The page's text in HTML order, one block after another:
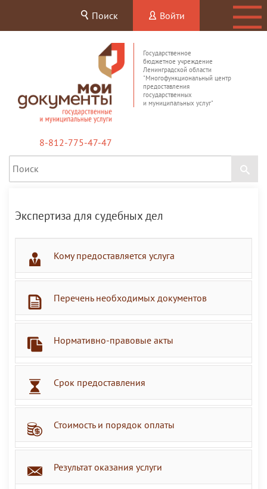
Поиск Войти
Государственное
бюджетное учреждение
Ленинградской области
"Многофункциональный центр
предоставления
государственных
и муниципальных услуг"
8-812-775-47-47
Экспертиза для судебных дел
Кому предоставляется услуга
Перечень необходимых документов
Нормативно-правовые акты
Срок предоставления
Стоимость и порядок оплаты
Результат оказания услуги